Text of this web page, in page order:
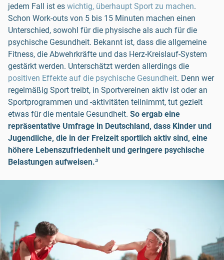
jedem Fall ist es wichtig, überhaupt Sport zu machen.
Schon Work-outs von 5 bis 15 Minuten machen einen
Unterschied, sowohl für die physische als auch für die
psychische Gesundheit. Bekannt ist, dass die allgemeine
Fitness, die Abwehrkräfte und das Herz-Kreislauf-System
gestärkt werden. Unterschätzt werden allerdings die
positiven Effekte auf die psychische Gesundheit. Denn wer
regelmäßig Sport treibt, in Sportvereinen aktiv ist oder an
Sportprogrammen und -aktivitäten teilnimmt, tut gezielt
etwas für die mentale Gesundheit. So ergab eine
repräsentative Umfrage in Deutschland, dass Kinder und
Jugendliche, die in der Freizeit sportlich aktiv sind, eine
höhere Lebenszufriedenheit und geringere psychische
Belastungen aufweisen.³